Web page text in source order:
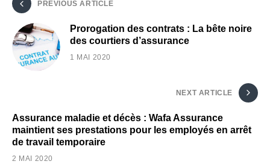
PREVIOUS ARTICLE
Prorogation des contrats : La bête noire
des courtiers d’assurance
1 MAI 2020
NEXT ARTICLE
Assurance maladie et décès : Wafa Assurance
maintient ses prestations pour les employés en arrêt
de travail temporaire
2 MAI 2020